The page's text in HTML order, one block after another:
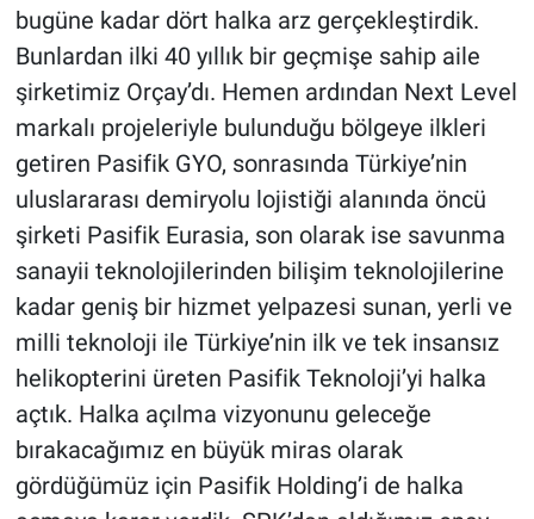
bugüne kadar dört halka arz gerçekleştirdik.
Bunlardan ilki 40 yıllık bir geçmişe sahip aile
şirketimiz Orçay’dı. Hemen ardından Next Level
markalı projeleriyle bulunduğu bölgeye ilkleri
getiren Pasifik GYO, sonrasında Türkiye’nin
uluslararası demiryolu lojistiği alanında öncü
şirketi Pasifik Eurasia, son olarak ise savunma
sanayii teknolojilerinden bilişim teknolojilerine
kadar geniş bir hizmet yelpazesi sunan, yerli ve
milli teknoloji ile Türkiye’nin ilk ve tek insansız
helikopterini üreten Pasifik Teknoloji’yi halka
açtık. Halka açılma vizyonunu geleceğe
bırakacağımız en büyük miras olarak
gördüğümüz için Pasifik Holding’i de halka